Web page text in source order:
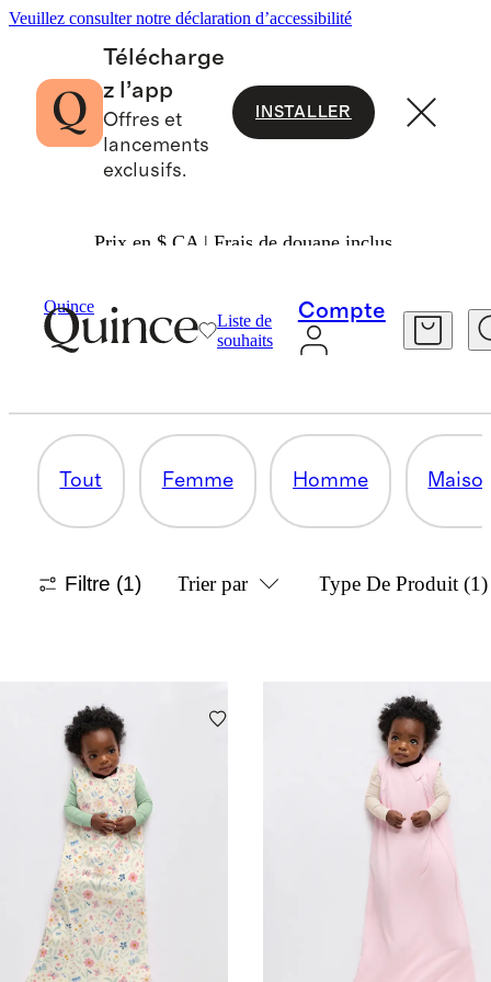
Veuillez consulter notre déclaration d’accessibilité
Télécharge
z l’app
Offres et
lancements
exclusifs.
INSTALLER
Prix en $ CA | Frais de douane inclus.
Quince
Liste de
souhaits
Compte
Nouveautés
BÉBÉ ET ENFANT
Tout Femme Homme
Filtre (1) Trier par Type De Produit (1)